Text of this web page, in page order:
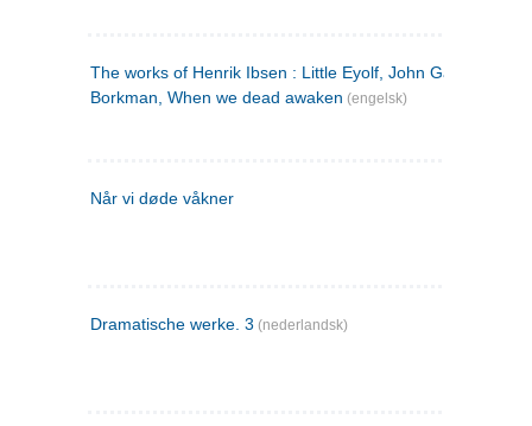
The works of Henrik Ibsen : Little Eyolf, John Gabriel
Borkman, When we dead awaken (engelsk)
Når vi døde våkner
Dramatische werke. 3 (nederlandsk)